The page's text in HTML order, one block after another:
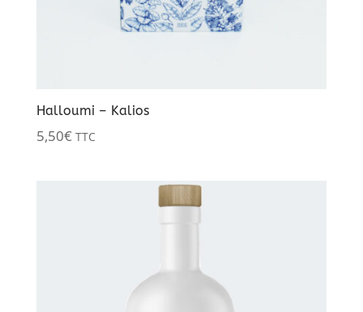
Halloumi – Kalios
5,50€ TTC